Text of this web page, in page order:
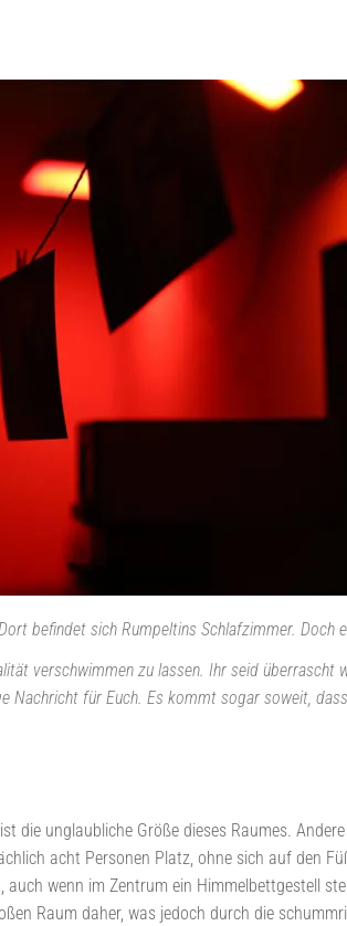
befindet sich Rumpeltins Schlafzimmer. Doch
verschwimmen zu lassen. Ihr seid
Nachricht für Euch. Es kommt sogar soweit,
die unglaubliche Größe dieses Raumes.
acht Personen Platz, ohne sich auf den
wenn im Zentrum ein Himmelbettgestell
Raum daher, was jedoch durch die